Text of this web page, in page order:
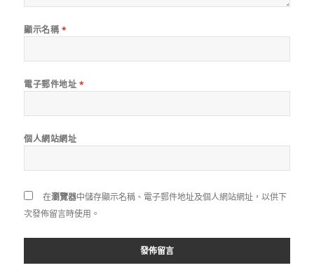
顯示名稱 *
電子郵件地址 *
個人網站網址
在瀏覽器中儲存顯示名稱、電子郵件地址及個人網站網址，以供下
次發佈留言時使用。